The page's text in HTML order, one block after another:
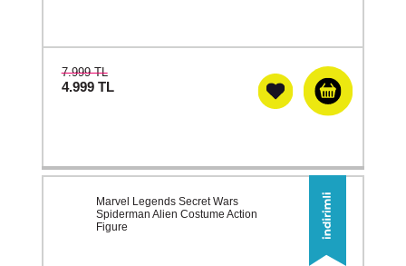
7.999 TL
4.999 TL
Marvel Legends Secret Wars
Spiderman Alien Costume Action
Figure